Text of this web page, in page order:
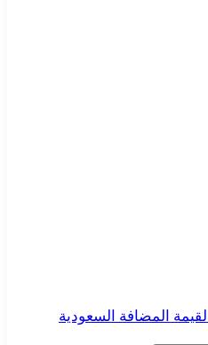
المضافة السعودية